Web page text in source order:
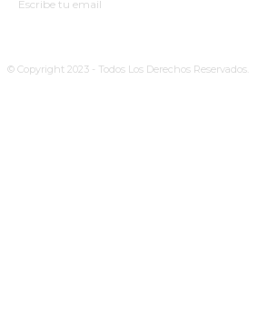
© Copyright 2023 - Todos Los Derechos Reservados.